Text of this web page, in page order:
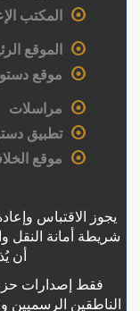
المكتب
الموقع
موقع
مراسلات
تطبيق
موقع
يجوز الاقتباس
شريطة أمانة النقل
أن
فقط إصدارات حزب
الناطقين الرسميين